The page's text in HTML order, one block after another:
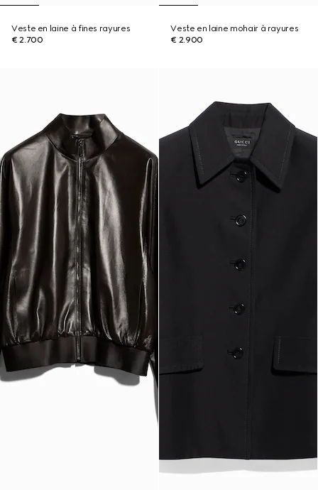
Veste en laine à fines rayures
€ 2.700
Veste en laine mohair à rayures
€ 2.900